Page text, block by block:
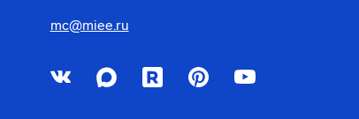
mc@miee.ru